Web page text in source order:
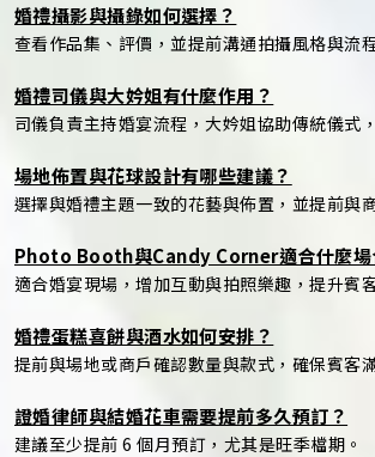
婚禮攝影與攝錄如何選擇？
查看作品集、評價，並提前溝通拍攝風格與流
婚禮司儀與大妗姐有什麼作用？
司儀負責主持婚宴流程，大妗姐協助傳統儀式
場地佈置與花球設計有哪些建議？
選擇與婚禮主題一致的花藝與佈置，並提前與
Photo Booth與Candy Corner適合什麼場
適合婚宴現場，增加互動與拍照樂趣，提升賓
婚禮蛋糕喜餅與酒水如何安排？
提前與場地或商戶確認數量與款式，確保賓客
證婚律師與結婚花車需要提前多久預訂？
建議至少提前 6 個月預訂，尤其是旺季檔期。